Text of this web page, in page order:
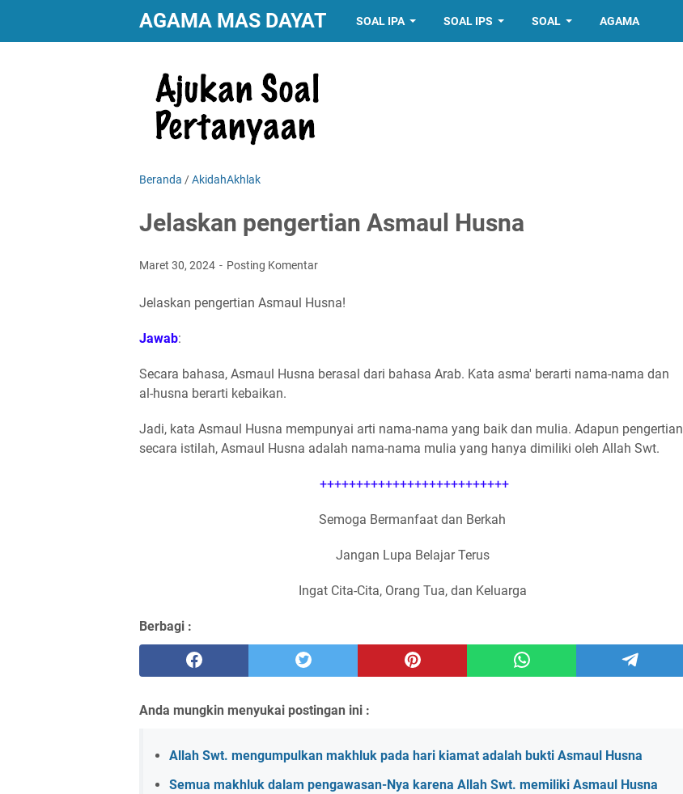
AGAMA MAS DAYAT SOAL IPA SOAL IPS SOAL AGAMA
Beranda /AkidahAkhlak
Jelaskan pengertian Asmaul Husna
Maret 30, 2024 Posting Komentar
Jelaskan pengertian Asmaul Husna!
Jawab:
Secara bahasa, Asmaul Husna berasal dari bahasa Arab. Kata asma' berarti nama-nama dan
al-husna berarti kebaikan.
Jadi, kata Asmaul Husna mempunyai arti nama-nama yang baik dan mulia. Adapun pengertian
secara istilah, Asmaul Husna adalah nama-nama mulia yang hanya dimiliki oleh Allah Swt.
++++++++++++++++++++++++++
Semoga Bermanfaat dan Berkah
Jangan Lupa Belajar Terus
Ingat Cita-Cita, Orang Tua, dan Keluarga
Berbagi :
Anda mungkin menyukai postingan ini :
Allah Swt. mengumpulkan makhluk pada hari kiamat adalah bukti Asmaul Husna
Semua makhluk dalam pengawasan-Nya karena Allah Swt. memiliki Asmaul Husna